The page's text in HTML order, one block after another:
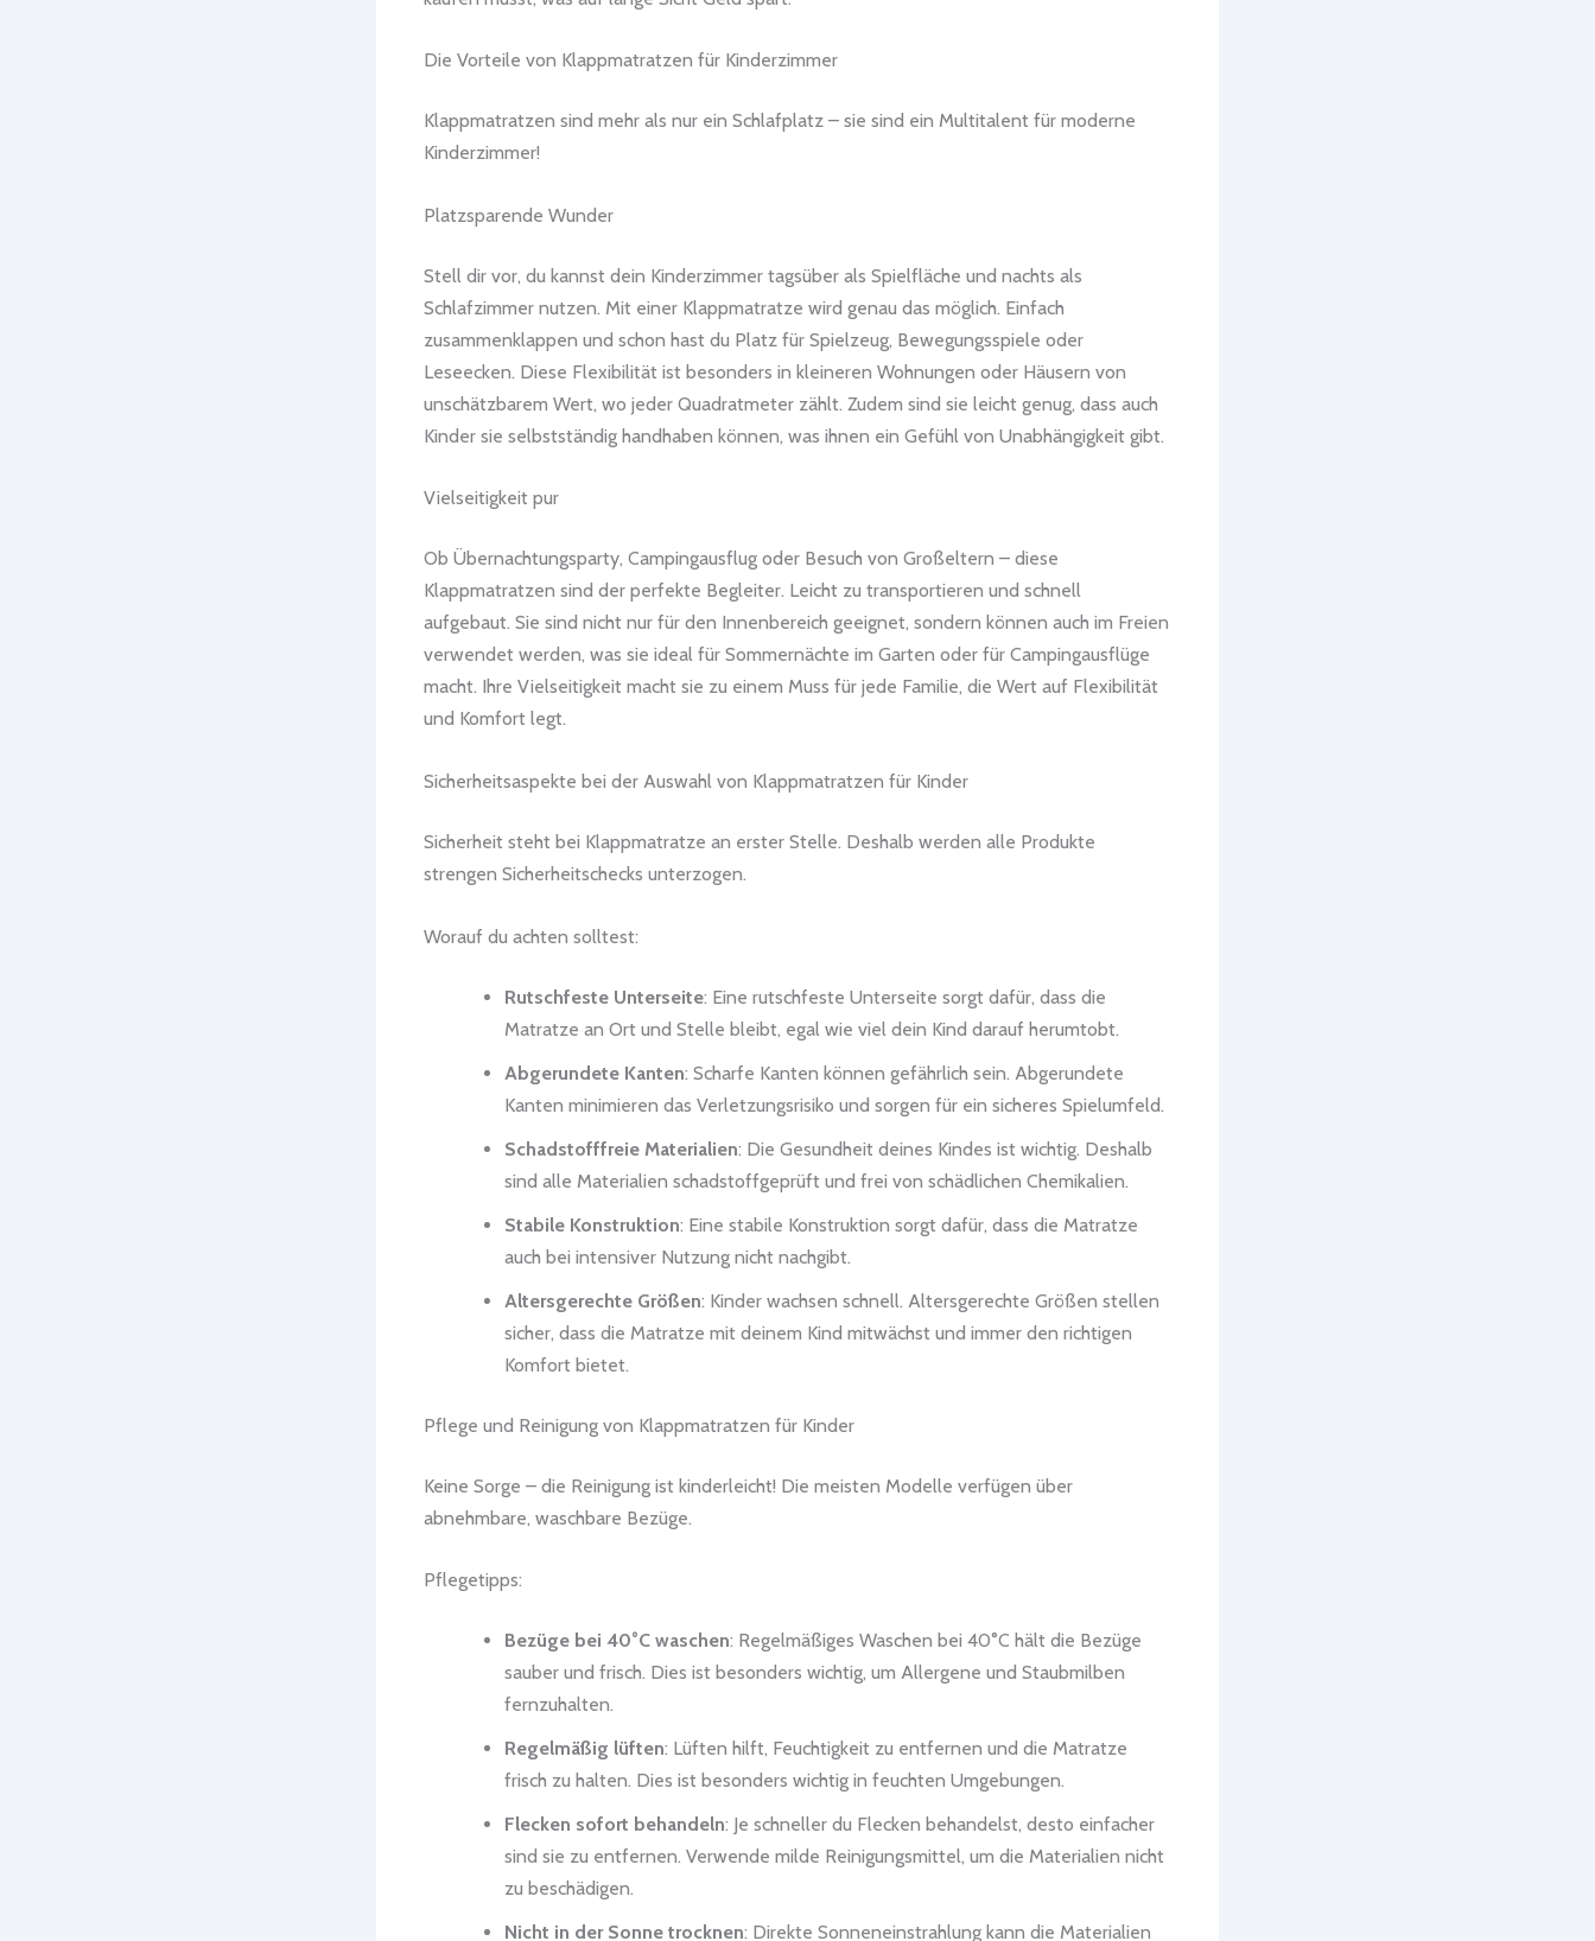
Die Vorteile von Klappmatratzen für Kinderzimmer
Klappmatratzen sind mehr als nur ein Schlafplatz – sie sind ein Multitalent für moderne
Kinderzimmer!
Platzsparende Wunder
Stell dir vor, du kannst dein Kinderzimmer tagsüber als Spielfläche und nachts als
Schlafzimmer nutzen. Mit einer Klappmatratze wird genau das möglich. Einfach
zusammenklappen und schon hast du Platz für Spielzeug, Bewegungsspiele oder
Leseecken. Diese Flexibilität ist besonders in kleineren Wohnungen oder Häusern von
unschätzbarem Wert, wo jeder Quadratmeter zählt. Zudem sind sie leicht genug, dass auch
Kinder sie selbstständig handhaben können, was ihnen ein Gefühl von Unabhängigkeit gibt.
Vielseitigkeit pur
Ob Übernachtungsparty, Campingausflug oder Besuch von Großeltern – diese
Klappmatratzen sind der perfekte Begleiter. Leicht zu transportieren und schnell
aufgebaut. Sie sind nicht nur für den Innenbereich geeignet, sondern können auch im Freien
verwendet werden, was sie ideal für Sommernächte im Garten oder für Campingausflüge
macht. Ihre Vielseitigkeit macht sie zu einem Muss für jede Familie, die Wert auf Flexibilität
und Komfort legt.
Sicherheitsaspekte bei der Auswahl von Klappmatratzen für Kinder
Sicherheit steht bei Klappmatratze an erster Stelle. Deshalb werden alle Produkte
strengen Sicherheitschecks unterzogen.
Worauf du achten solltest:
Rutschfeste Unterseite: Eine rutschfeste Unterseite sorgt dafür, dass die
Matratze an Ort und Stelle bleibt, egal wie viel dein Kind darauf herumtobt.
Abgerundete Kanten: Scharfe Kanten können gefährlich sein. Abgerundete
Kanten minimieren das Verletzungsrisiko und sorgen für ein sicheres Spielumfeld.
Schadstofffreie Materialien: Die Gesundheit deines Kindes ist wichtig. Deshalb
sind alle Materialien schadstoffgeprüft und frei von schädlichen Chemikalien.
Stabile Konstruktion: Eine stabile Konstruktion sorgt dafür, dass die Matratze
auch bei intensiver Nutzung nicht nachgibt.
Altersgerechte Größen: Kinder wachsen schnell. Altersgerechte Größen stellen
sicher, dass die Matratze mit deinem Kind mitwächst und immer den richtigen
Komfort bietet.
Pflege und Reinigung von Klappmatratzen für Kinder
Keine Sorge – die Reinigung ist kinderleicht! Die meisten Modelle verfügen über
abnehmbare, waschbare Bezüge.
Pflegetipps:
Bezüge bei 40°C waschen: Regelmäßiges Waschen bei 40°C hält die Bezüge
sauber und frisch. Dies ist besonders wichtig, um Allergene und Staubmilben
fernzuhalten.
Regelmäßig lüften: Lüften hilft, Feuchtigkeit zu entfernen und die Matratze
frisch zu halten. Dies ist besonders wichtig in feuchten Umgebungen.
Flecken sofort behandeln: Je schneller du Flecken behandelst, desto einfacher
sind sie zu entfernen. Verwende milde Reinigungsmittel, um die Materialien nicht
zu beschädigen.
Nicht in der Sonne trocknen: Direkte Sonneneinstrahlung kann die Materialien